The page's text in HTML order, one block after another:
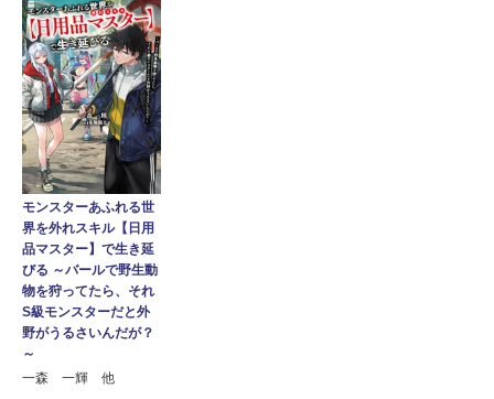
モンスターあふれる世
界を外れスキル【日用
品マスター】で生き延
びる ～バールで野生動
物を狩ってたら、それ
S級モンスターだと外
野がうるさいんだが？
～
一森 一輝 他